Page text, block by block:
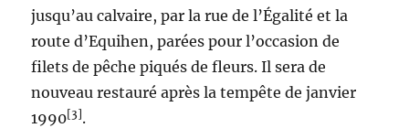
jusqu’au calvaire, par la rue de l’Égalité et la
route d’Equihen, parées pour l’occasion de
filets de pêche piqués de fleurs. Il sera de
nouveau restauré après la tempête de janvier
1990[3].